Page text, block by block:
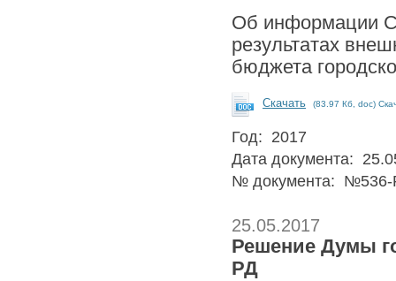
Об информации
результатах
бюджета
Скачать (83.97 Кб, doc)
Год: 2017
Дата документа:
№ документа:
25.05.2017
Решение Думы
РД